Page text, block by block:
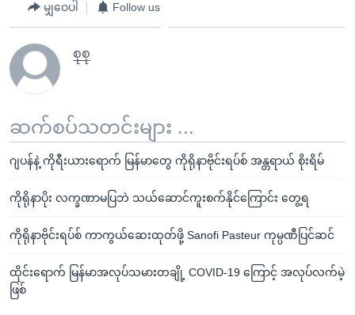
မျှဝေပါ Follow us
စုစု
ဆက်စပ်သတင်းများ ...
ဂျပန်နဲ့ ကိုရီးယားရောက် မြန်မာတွေ ကိုရိုနာဗိုင်းရပ်စ် အန္တရာယ် စိုးရိမ်
ကိုရိုနာပိုး လက္ခဏာမပြဘဲ သယ်ဆောင်ကူးစက်နိုင်ကြောင်း တွေ့ရ
ကိုရိုနာဗိုင်းရပ်စ် ကာကွယ်ဆေးထုတ်ဖို့ Sanofi Pasteur ကုမ္ပဏီပြင်ဆင်
ထိုင်းရောက် မြန်မာအလုပ်သမားတချို့ COVID-19 ကြောင့် အလုပ်လက်မဲ့
ဖြစ်